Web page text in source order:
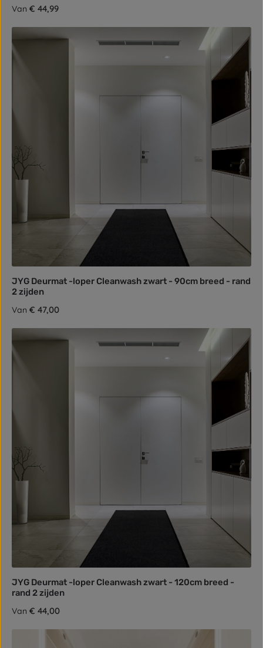
Normale prijs:
Van € 44,99
JYG Deurmat -loper Cleanwash zwart - 90cm breed - rand
2 zijden
Normale prijs:
Van € 47,00
JYG Deurmat -loper Cleanwash zwart - 120cm breed -
rand 2 zijden
Normale prijs:
Van € 44,00